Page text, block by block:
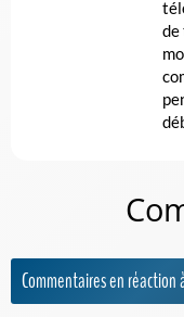
de
Commentaires en réaction